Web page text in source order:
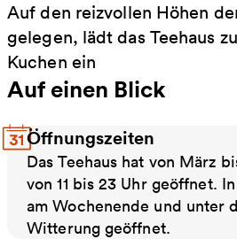
Auf den reizvollen Höhen
gelegen, lädt das Teehaus
Kuchen ein
Auf einen Blick
Öffnungszeiten
Das Teehaus hat von März
von 11 bis 23 Uhr geöffnet.
am Wochenende und unter
Witterung geöffnet.